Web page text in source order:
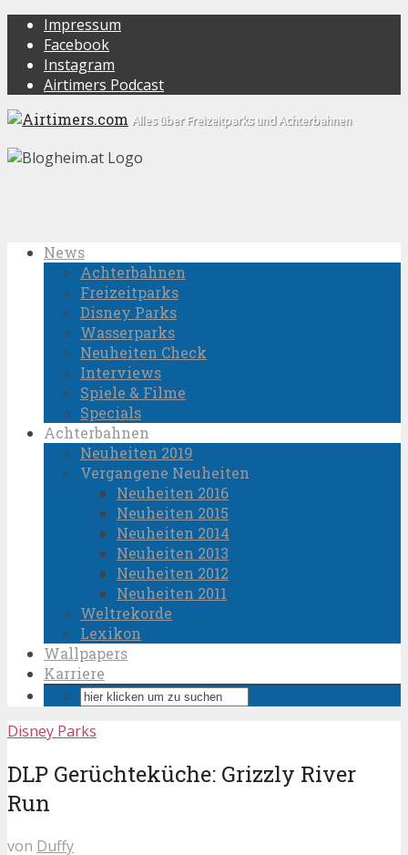
Impressum
Facebook
Instagram
Airtimers Podcast
Alles über Freizeitparks und Achterbahnen
News
Achterbahnen
Freizeitparks
Disney Parks
Wasserparks
Neuheiten Check
Interviews
Spiele & Filme
Specials
Achterbahnen
Neuheiten 2019
Vergangene Neuheiten
Neuheiten 2016
Neuheiten 2015
Neuheiten 2014
Neuheiten 2013
Neuheiten 2012
Neuheiten 2011
Weltrekorde
Lexikon
Wallpapers
Karriere
Disney Parks
DLP Gerüchteküche: Grizzly River
Run
von Duffy